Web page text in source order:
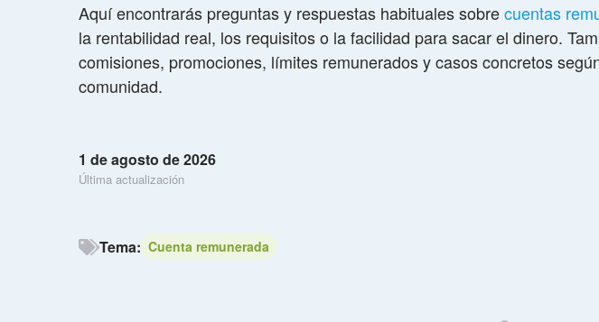
Aquí encontrarás preguntas y respuestas habituales sobrecuentas
la rentabilidad real, los requisitos o la facilidad para sacar el dinero.
comisiones, promociones, límites remunerados y casos concretos
comunidad.
1 de agosto de 2026
Última actualización
Tema: Cuenta remunerada